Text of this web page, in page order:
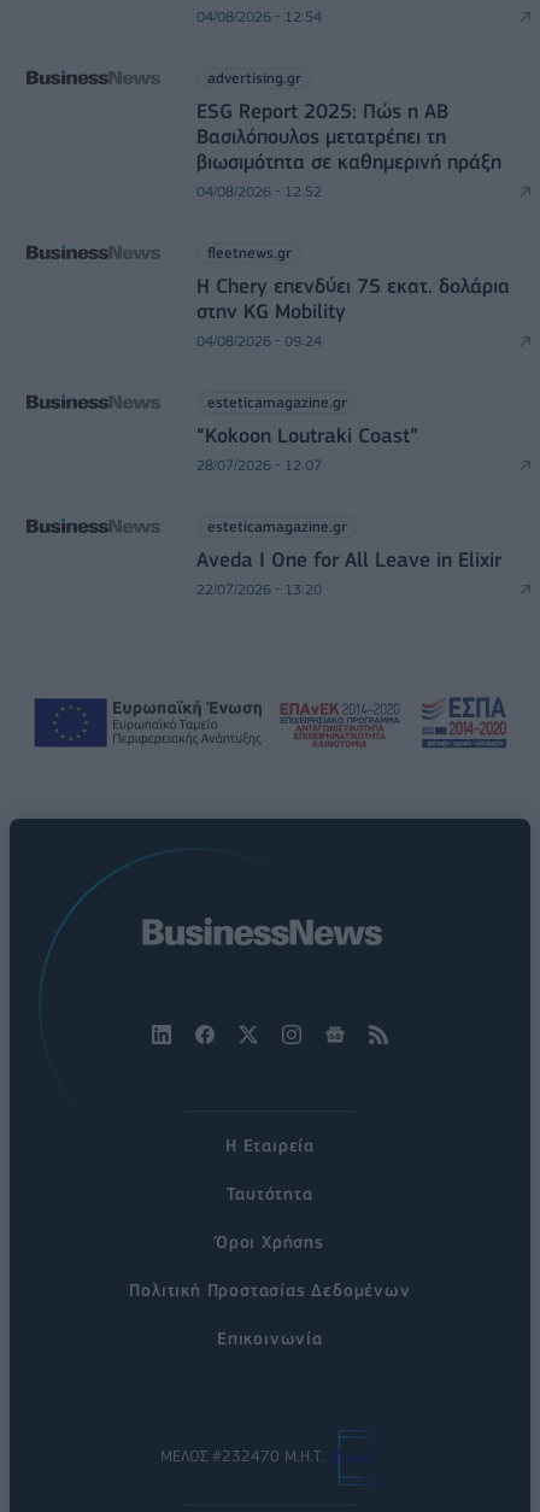
04/08/2026 - 12:54
advertising.gr
ESG Report 2025: Πώς η ΑΒ
Βασιλόπουλος μετατρέπει τη
βιωσιμότητα σε καθημερινή πράξη
04/08/2026 - 12:52
fleetnews.gr
Η Chery επενδύει 75 εκατ. δολάρια
στην KG Mobility
04/08/2026 - 09:24
esteticamagazine.gr
“Kokoon Loutraki Coast”
28/07/2026 - 12:07
esteticamagazine.gr
Aveda I One for All Leave in Elixir
22/07/2026 - 13:20
Η Εταιρεία
Ταυτότητα
Όροι Χρήσης
Πολιτική Προστασίας Δεδομένων
Επικοινωνία
ΜΕΛΟΣ #232470 Μ.Η.Τ.